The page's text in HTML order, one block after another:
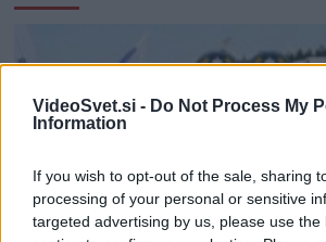
VideoSvet.si - Do Not Process My
Information
If you wish to opt-out of the sale, sharing
processing of your personal or sensitive
targeted advertising by us, please use the